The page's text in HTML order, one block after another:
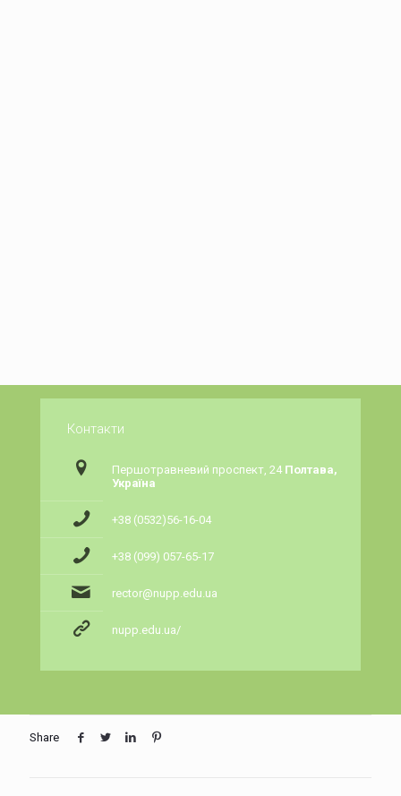
Контакти
Першотравневий проспект, 24 Полтава,
Україна
+38 (0532)56-16-04
+38 (099) 057-65-17
rector@nupp.edu.ua
nupp.edu.ua/
Share